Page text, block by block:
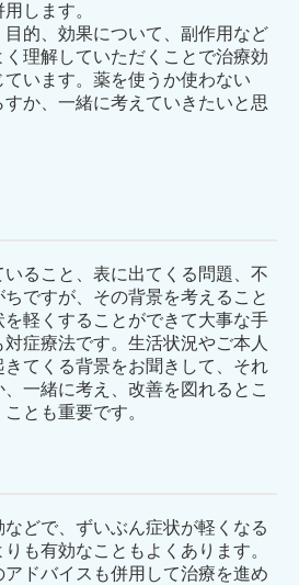
します。
目的、効果について、副作用など
理解していただくことで治療効
います。薬を使うか使わない
か、一緒に考えていきたいと思
ること、表に出てくる問題、不
ですが、その背景を考えること
軽くすることができて大事な手
症療法です。生活状況やご本人
てくる背景をお聞きして、それ
一緒に考え、改善を図れるとこ
とも重要です。
どで、ずいぶん症状が軽くなる
も有効なこともよくあります。
ドバイスも併用して治療を進め